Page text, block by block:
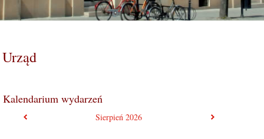
Urząd
Kalendarium wydarzeń
Sierpień2026